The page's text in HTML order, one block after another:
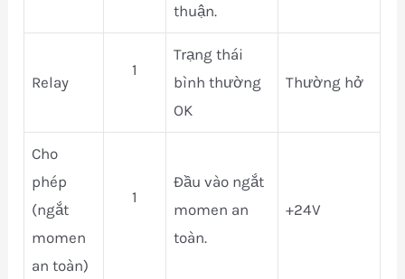
thuận.
Relay
1
Trạng thái
bình thường
OK
Thường hở
Cho
phép
(ngắt
momen
an toàn)
1
Đầu vào ngắt
momen an
toàn.
+24V